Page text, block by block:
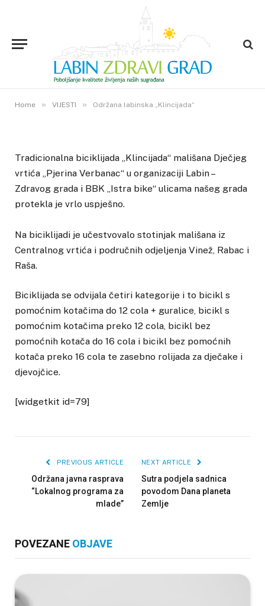
Home » VIJESTI » Održana labinska „Klincijada“
Održana labinska „Klincijada“
23. TRAVNJA 2015. 2VIEWS
Tradicionalna biciklijada „Klincijada“ mališana Dječjeg
vrtića „Pjerina Verbanac“ u organizaciji Labin –
Zdravog grada i BBK „Istra bike“ ulicama našeg grada
protekla je vrlo uspješno.
Na biciklijadi je učestvovalo stotinjak mališana iz
Centralnog vrtića i područnih odjeljenja Vinež, Rabac i
Raša.
Biciklijada se odvijala četiri kategorije i to bicikl s
pomoćnim kotačima do 12 cola + guralice, bicikl s
pomoćnim kotačima preko 12 cola, bicikl bez
pomoćnih kotača do 16 cola i bicikl bez pomoćnih
kotača preko 16 cola te zasebno rolijada za dječake i
djevojčice.
[widgetkit id=79]
PREVIOUS ARTICLE
Održana javna rasprava
“Lokalnog programa za
mlade”
NEXT ARTICLE
Sutra podjela sadnica
povodom Dana planeta
Zemlje
POVEZANE OBJAVE